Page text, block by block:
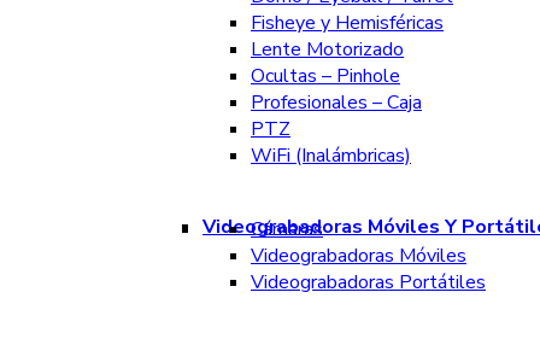
Fisheye y Hemisféricas
Lente Motorizado
Ocultas – Pinhole
Profesionales – Caja
PTZ
WiFi (Inalámbricas)
Videograbadoras Móviles Y
Cámaras
Videograbadoras Móviles
Videograbadoras Portátiles